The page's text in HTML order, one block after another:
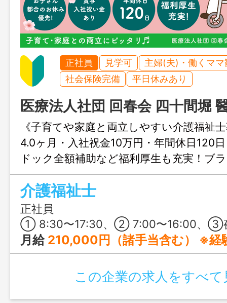
正社員 見学可
主婦(夫)・働くママ
社会保険完備
平日休みあり
医療法人社団 回春会 四十間堀
《子育てや家庭と両立しやすい介護福祉
4.0ヶ月・入社祝金10万円・年間休日120
ドック全額補助など福利厚生も充実！ブ
もしっかり支えます。
介護福祉士
正社員
① 8:30〜17:30、② 7:00〜16:00、③夜勤 16:00〜
月給 210,000円（諸手当含む） ※経験
この企業の求人をすべて